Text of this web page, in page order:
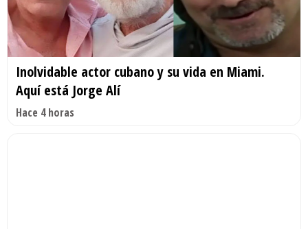
Inolvidable actor cubano y su vida en Miami.
Aquí está Jorge Alí
Hace 4 horas